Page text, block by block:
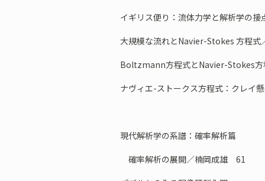
イギリス便り：流体力学と解析学の
大規模な流れとNavier-Stokes 方程
Boltzmann方程式とNavier-Stokes
ナヴィエ-ストークス方程式：クレイ
現代解析学の系譜：確率解析篇
確率解析の展開／楠岡成雄 61